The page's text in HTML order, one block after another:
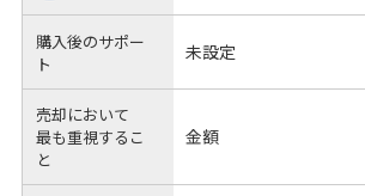
購入後のサポー
ト
未設定
売却において
最も重視するこ
と
金額